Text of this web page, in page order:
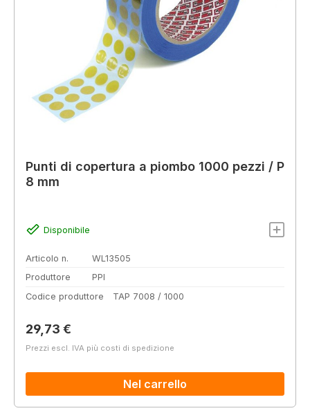
Punti di copertura a piombo 1000 pezzi / P
8 mm
Disponibile
Articolo n.
WL13505
Produttore
PPI
Codice produttore
TAP 7008 / 1000
Prezzo normale:
29,73 €
Prezzi escl. IVA più costi di spedizione
Nel carrello